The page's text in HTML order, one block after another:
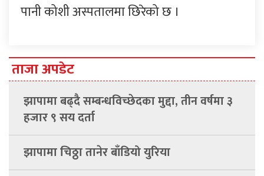
पानी कोशी अस्पतालमा छिरेको छ ।
ताजा अपडेट
झापामा बढ्दै सम्बन्धविच्छेदका मुद्दा, तीन वर्षमा ३
हजार ९ सय दर्ता
झापामा चिठ्ठा तानेर बाँडियो युरिया